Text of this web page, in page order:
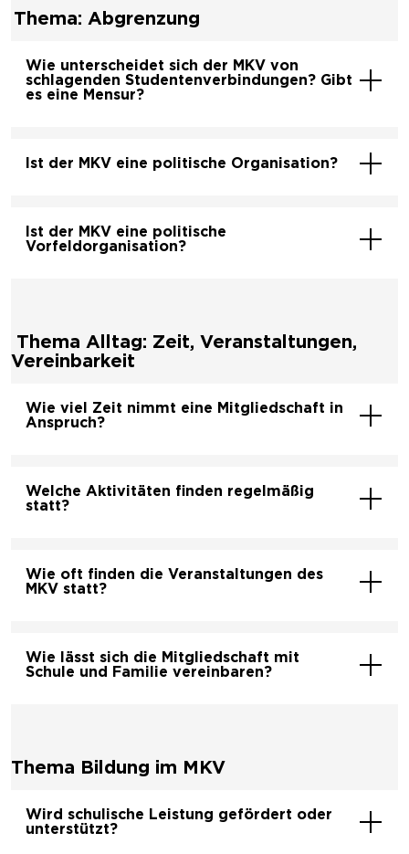
Thema: Abgrenzung
Wie unterscheidet sich der MKV von
schlagenden Studentenverbindungen? Gibt
es eine Mensur?
Ist der MKV eine politische Organisation?
Ist der MKV eine politische
Vorfeldorganisation?
Thema Alltag: Zeit, Veranstaltungen,
Vereinbarkeit
Wie viel Zeit nimmt eine Mitgliedschaft in
Anspruch?
Welche Aktivitäten finden regelmäßig
statt?
Wie oft finden die Veranstaltungen des
MKV statt?
Wie lässt sich die Mitgliedschaft mit
Schule und Familie vereinbaren?
Thema Bildung im MKV
Wird schulische Leistung gefördert oder
unterstützt?